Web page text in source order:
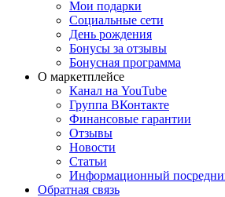
Мои подарки
Социальные сети
День рождения
Бонусы за отзывы
Бонусная программа
О маркетплейсе
Канал на YouTube
Группа ВКонтакте
Финансовые гарантии
Отзывы
Новости
Статьи
Информационный
Обратная связь